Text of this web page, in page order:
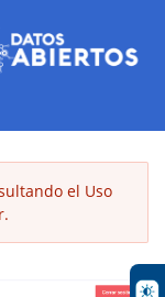
el Uso